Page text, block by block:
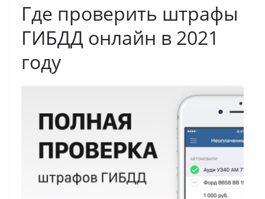
Где проверить штрафы
ГИБДД онлайн в 2021
году